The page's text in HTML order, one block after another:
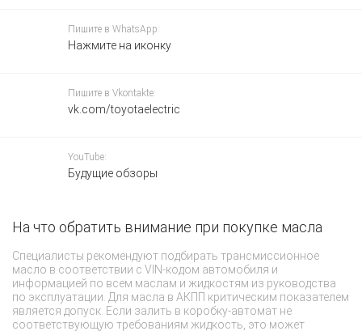
Пишите в WhatsApp:
Нажмите на иконку
Пишите в Vkontakte:
vk.com/toyotaelectric
YouTube:
Будущие обзоры
На что обратить внимание при покупке масла
Специалисты рекомендуют подбирать трансмиссионное
масло в соответствии с VIN-кодом автомобиля и
информацией по всем маслам и жидкостям из руководства
по эксплуатации. Для масла в АКПП критическим показателем
является допуск. Если залить в коробку-автомат не
соответствующую требованиям жидкость, это может